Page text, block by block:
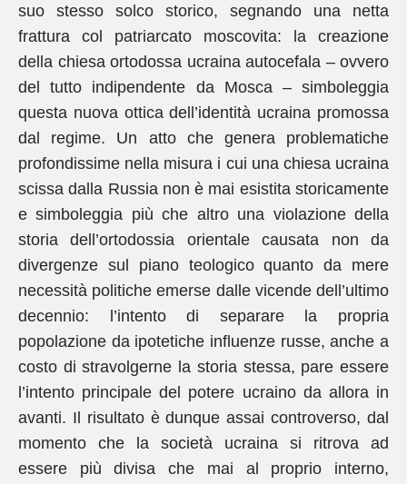
suo stesso solco storico, segnando una netta
frattura col patriarcato moscovita: la creazione
della chiesa ortodossa ucraina autocefala – ovvero
del tutto indipendente da Mosca – simboleggia
questa nuova ottica dell’identità ucraina promossa
dal regime. Un atto che genera problematiche
profondissime nella misura i cui una chiesa ucraina
scissa dalla Russia non è mai esistita storicamente
e simboleggia più che altro una violazione della
storia dell’ortodossia orientale causata non da
divergenze sul piano teologico quanto da mere
necessità politiche emerse dalle vicende dell’ultimo
decennio: l’intento di separare la propria
popolazione da ipotetiche influenze russe, anche a
costo di stravolgerne la storia stessa, pare essere
l’intento principale del potere ucraino da allora in
avanti. Il risultato è dunque assai controverso, dal
momento che la società ucraina si ritrova ad
essere più divisa che mai al proprio interno,